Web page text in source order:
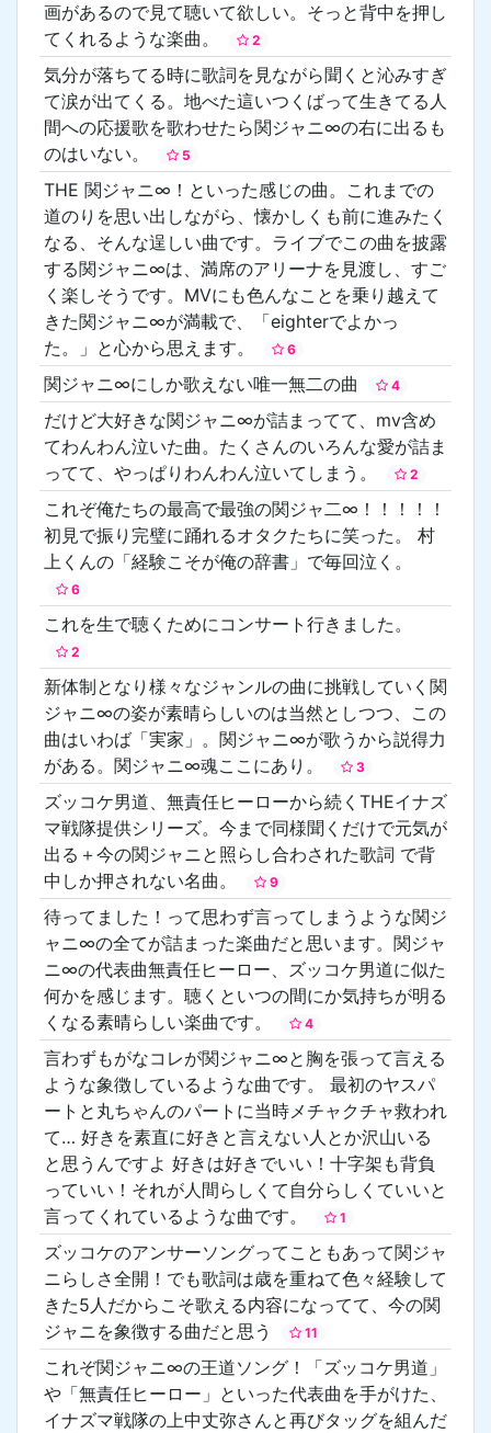
画があるので見て聴いて欲しい。そっと背中を押し
てくれるような楽曲。
2
気分が落ちてる時に歌詞を見ながら聞くと沁みすぎ
て涙が出てくる。地べた這いつくばって生きてる人
間への応援歌を歌わせたら関ジャニ∞の右に出るも
のはいない。
5
THE 関ジャニ∞！といった感じの曲。これまでの
道のりを思い出しながら、懐かしくも前に進みたく
なる、そんな逞しい曲です。ライブでこの曲を披露
する関ジャニ∞は、満席のアリーナを見渡し、すご
く楽しそうです。MVにも色んなことを乗り越えて
きた関ジャニ∞が満載で、「eighterでよかっ
た。」と心から思えます。
6
関ジャニ∞にしか歌えない唯一無二の曲 4
だけど大好きな関ジャニ∞が詰まってて、mv含め
てわんわん泣いた曲。たくさんのいろんな愛が詰ま
ってて、やっぱりわんわん泣いてしまう。
2
これぞ俺たちの最高で最強の関ジャ二∞！！！！！
初見で振り完璧に踊れるオタクたちに笑った。 村
上くんの「経験こそが俺の辞書」で毎回泣く。
6
これを生で聴くためにコンサート行きました。
2
新体制となり様々なジャンルの曲に挑戦していく関
ジャニ∞の姿が素晴らしいのは当然としつつ、この
曲はいわば「実家」。関ジャニ∞が歌うから説得力
がある。関ジャニ∞魂ここにあり。
3
ズッコケ男道、無責任ヒーローから続くTHEイナズ
マ戦隊提供シリーズ。今まで同様聞くだけで元気が
出る＋‪今の関ジャニと照らし合わされた歌詞 で背
中しか押されない名曲。
9
待ってました！って思わず言ってしまうような関ジ
ャニ∞の全てが詰まった楽曲だと思います。関ジャ
ニ∞の代表曲無責任ヒーロー、ズッコケ男道に似た
何かを感じます。聴くといつの間にか気持ちが明る
くなる素晴らしい楽曲です。
4
言わずもがなコレが関ジャニ∞と胸を張って言える
ような象徴しているような曲です。 最初のヤスパ
ートと丸ちゃんのパートに当時メチャクチャ救われ
て… 好きを素直に好きと言えない人とか沢山いる
と思うんですよ 好きは好きでいい！十字架も背負
っていい！それが人間らしくて自分らしくていいと
言ってくれているような曲です。
1
ズッコケのアンサーソングってこともあって関ジャ
ニらしさ全開！でも歌詞は歳を重ねて色々経験して
きた5人だからこそ歌える内容になってて、今の関
ジャニを象徴する曲だと思う
11
これぞ関ジャニ∞の王道ソング！「ズッコケ男道」
や「無責任ヒーロー」といった代表曲を手がけた、
イナズマ戦隊の上中丈弥さんと再びタッグを組んだ